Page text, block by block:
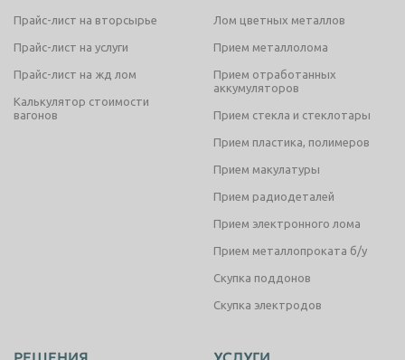
Тверь Тольятти
Томск Тула
Улан-Удэ
Ульяновск Уссурийск
Хабаровск
Шахты
Энгельс
Якутск
Прайс-лист на вторсырье
Прайс-лист на услуги
Прайс-лист на жд лом
Калькулятор стоимости
вагонов
Лом цветных металлов
Прием металлолома
Прием отработанных
аккумуляторов
Прием стекла и стеклотары
Прием пластика, полимеров
Прием макулатуры
Прием радиодеталей
Прием электронного лома
Прием металлопроката б/у
Скупка поддонов
Скупка электродов